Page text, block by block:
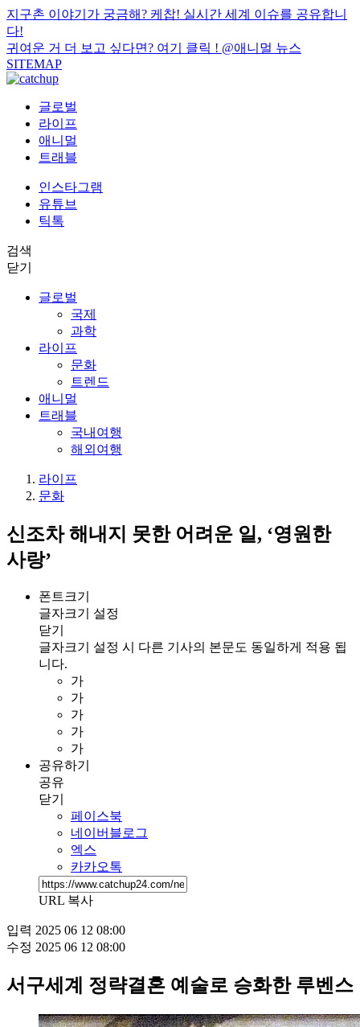
지구촌 이야기가 궁금해? 케찹! 실시간 세계 이슈를 공유합니
다!
귀여운 거 더 보고 싶다면? 여기 클릭 ! @애니멀 뉴스
SITEMAP
글로벌
라이프
애니멀
트래블
인스타그램
유튜브
틱톡
검색
닫기
글로벌
국제
과학
라이프
문화
트렌드
애니멀
트래블
국내여행
해외여행
라이프
문화
신조차 해내지 못한 어려운 일, ‘영원한
사랑’
폰트크기
글자크기 설정
닫기
글자크기 설정 시 다른 기사의 본문도 동일하게 적용 됩
니다.
가
가
가
가
가
공유하기
공유
닫기
페이스북
네이버블로그
엑스
카카오톡
URL 복사
입력 2025 06 12 08:00
수정 2025 06 12 08:00
서구세계 정략결혼 예술로 승화한 루벤스